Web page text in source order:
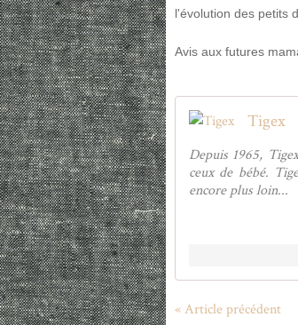
l'évolution des petits
Avis aux futures
Tigex
Depuis 1965,
ceux de bébé.
encore plus loin...
« Article précédent